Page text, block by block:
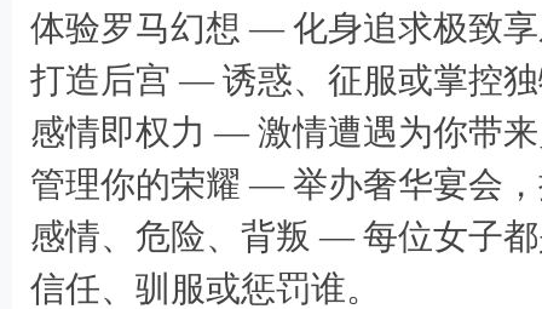
体验罗马幻想 — 化身追求极致
打造后宫 — 诱惑、征服或掌控
感情即权力 — 激情遭遇为你带
管理你的荣耀 — 举办奢华宴会
感情、危险、背叛 — 每位女子
信任、驯服或惩罚谁。